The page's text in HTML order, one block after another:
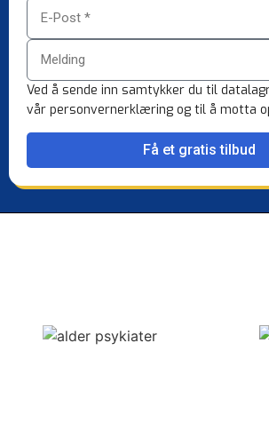
Ved å sende inn samtykker du til
vår personvernerklæring og til å motta
Få et gratis tilbud